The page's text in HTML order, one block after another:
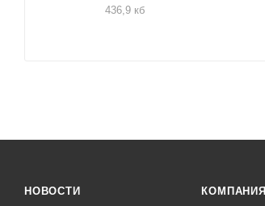
436,9 кб
НОВОСТИ КОМПАНИЯ